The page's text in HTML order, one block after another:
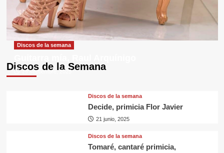
Discos de la Semana
Discos de la semana
29 septiembre, 2025
Discos de la semana
Decide, primicia Flor Javier
21 junio, 2025
Discos de la semana
Tomaré, cantaré primicia,